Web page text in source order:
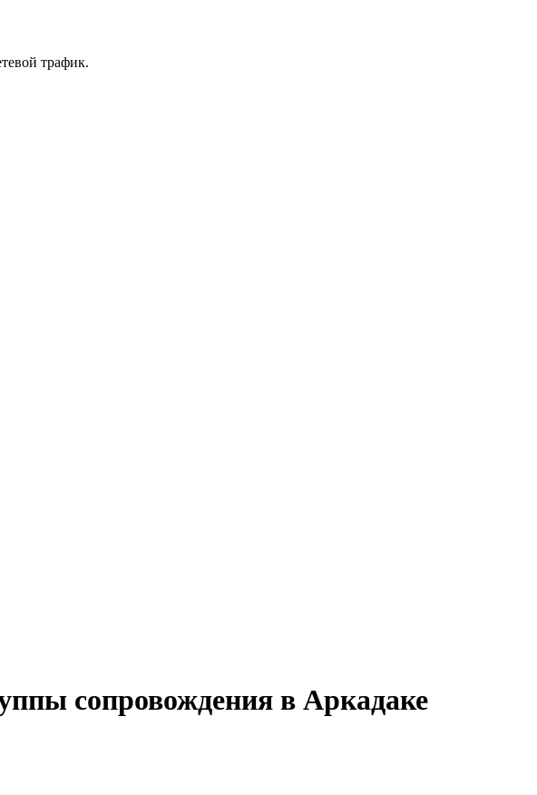
трафик.
сопровождения в Аркадаке